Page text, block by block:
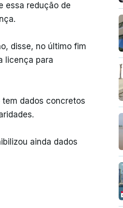
essa redução de
disse, no último fim
licença para
dados concretos
ainda dados